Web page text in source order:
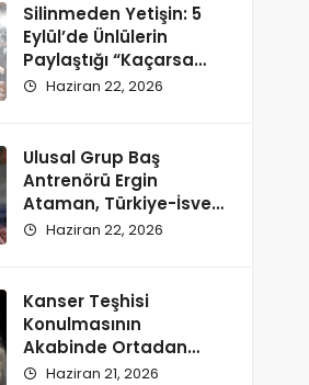
Silinmeden Yetişin: 5
Eylül’de Ünlülerin
Paylaştığı “Kaçarsa
Yazık Olur” Temalı
Haziran 22, 2026
Ulusal Grup Baş
Antrenörü Ergin
Ataman, Türkiye-İsveç
Maçı Saatine
Haziran 22, 2026
Kanser Teşhisi
Konulmasının
Akabinde Ortadan
Kaybolan Kate
Haziran 21, 2026